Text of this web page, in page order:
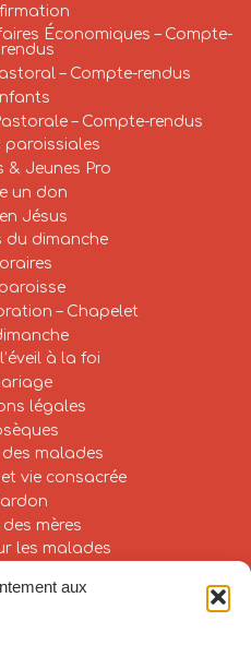
aux
Économiques – Compte-
rendus
– Compte-rendus
– Compte-rendus
paroissiales
& Jeunes Pro
un don
Jésus
du dimanche
paroisse
– Chapelet
à la foi
légales
malades
vie consacrée
des mères
les malades